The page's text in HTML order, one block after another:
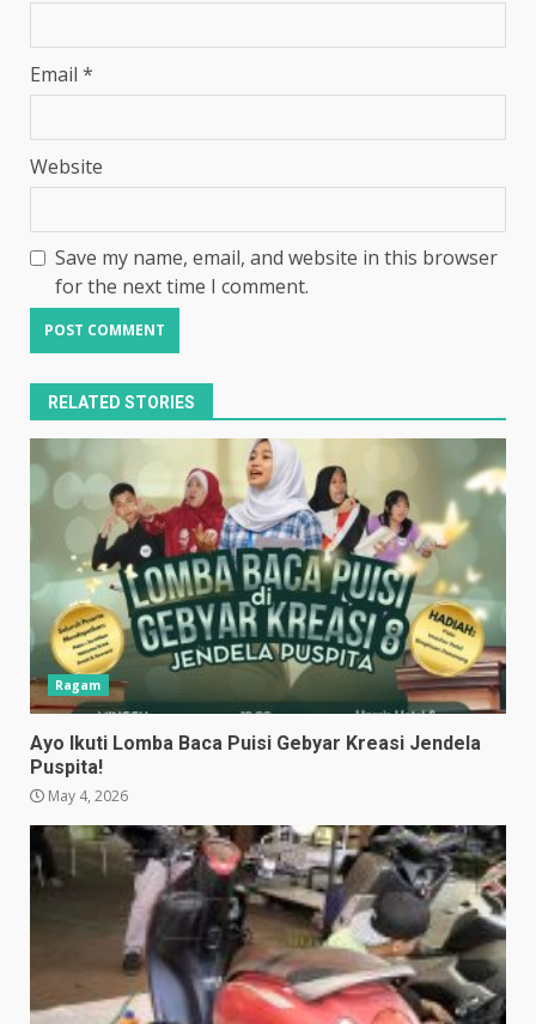
Email *
Website
Save my name, email, and website in this browser
for the next time I comment.
RELATED STORIES
Ragam
Ayo Ikuti Lomba Baca Puisi Gebyar Kreasi Jendela
Puspita!
May 4, 2026